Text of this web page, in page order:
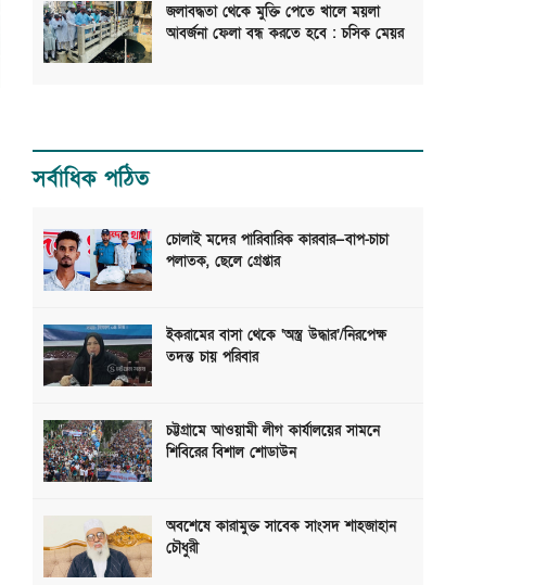
জলাবদ্ধতা থেকে মুক্তি পেতে খালে ময়লা
আবর্জনা ফেলা বন্ধ করতে হবে : চসিক মেয়র
সর্বাধিক পঠিত
চোলাই মদের পারিবারিক কারবার—বাপ-চাচা
পলাতক, ছেলে গ্রেপ্তার
ইকরামের বাসা থেকে ‘অস্ত্র উদ্ধার’/নিরপেক্ষ
তদন্ত চায় পরিবার
চট্টগ্রামে আওয়ামী লীগ কার্যালয়ের সামনে
শিবিরের বিশাল শোডাউন
অবশেষে কারামুক্ত সাবেক সাংসদ শাহজাহান
চৌধুরী